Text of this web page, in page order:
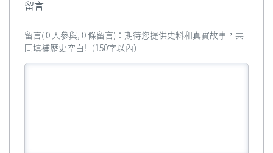
留言
留言( 0 人參與, 0 條留言)：期待您提供史料和真實故事，共
同填補歷史空白!（150字以內）